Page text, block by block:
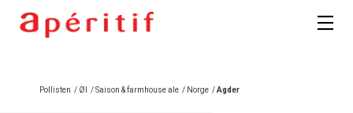
Pollisten / Øl /Saison & farmhouse ale / Norge /Agder